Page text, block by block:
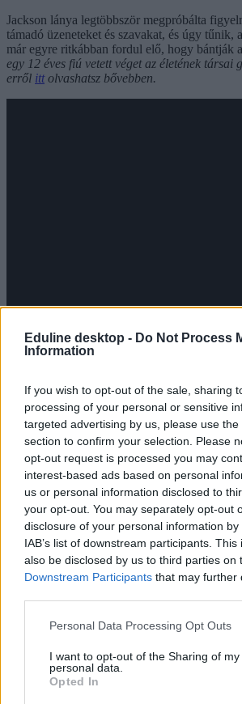
Eduline desktop - Do Not Process
Information
If you wish to opt-out of the sale, sharing
processing of your personal or sensitive
targeted advertising by us, please use
section to confirm your selection. Please
opt-out request is processed you may
interest-based ads based on personal
us or personal information disclosed to
your opt-out. You may separately opt-out
disclosure of your personal information
IAB’s list of downstream participants.
also be disclosed by us to third parties on
Downstream Participants that may further
Personal Data Processing Opt Outs
I want to opt-out of the Sharing of my
personal data.
Opted In
Jackson lánya legtöbbször megpróbálta
támadó üzeneteket és szavakat, és úgy tűnik,
már egyre ritkábban fordul elő, hogy bántják
egy 12 éves fiú vetett véget az életének társai
erről ittolvashatsz bővebben.
zaklatás
Michael Jackson
internetes zaklatás
iskolai bántalmazás
Paris Jackson
Hozzászólások
Mi a baj a 8 osztályos általános
A kisiskolák tanárhiánya és a
nem elszigetelt hibák, hanem a jelenlegi